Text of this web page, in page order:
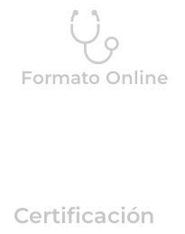
Formato Online
Certificación